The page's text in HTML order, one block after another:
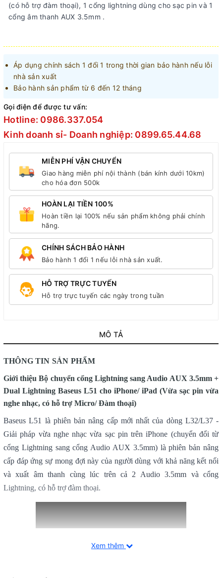
(có hỗ trợ đàm thoại), 1 cổng lightning dùng cho sạc pin và 1
cổng âm thanh AUX 3.5mm .
Áp dụng chính sách 1 đổi 1 trong thời gian bảo hành nếu lỗi
nhà sản xuất
Bảo hành sản phẩm từ 6 đến 12 tháng
Gọi điện để được tư vấn:
Hotline: 0986.337.054
Kinh doanh sỉ- Doanh nghiệp: 0899.65.44.68
MIỄN PHÍ VẬN CHUYỂN
Giao hàng miễn phí nội thành (bán kính dưới 10km)
cho hóa đơn 500k
HOÀN LẠI TIỀN 100%
Hoàn tiền lại 100% nếu sản phẩm không phải chính
hãng.
CHÍNH SÁCH BẢO HÀNH
Bảo hành 1 đổi 1 nếu lỗi nhà sản xuất.
HỖ TRỢ TRỰC TUYẾN
Hỗ trợ trực tuyến các ngày trong tuần
MÔ TẢ
THÔNG TIN SẢN PHẨM
Giới thiệu Bộ chuyển cổng Lightning sang Audio AUX 3.5mm +
Dual Lightning Baseus L51 cho iPhone/ iPad (Vừa sạc pin vừa
nghe nhạc, có hỗ trợ Micro/ Đàm thoại)
Baseus L51 là phiên bản nâng cấp mới nhất của dòng L32/L37 -
Giải pháp vừa nghe nhạc vừa sạc pin trên iPhone (chuyển đổi từ
cổng Lightning sang cổng Audio AUX 3.5mm) là phiên bản nâng
cấp đáp ứng sự mong đợi này của người dùng với khả năng kết nối
và xuất âm thanh cùng lúc trên cả 2 Audio 3.5mm và cổng
Lightning, có hỗ trợ đàm thoại.
Xem thêm